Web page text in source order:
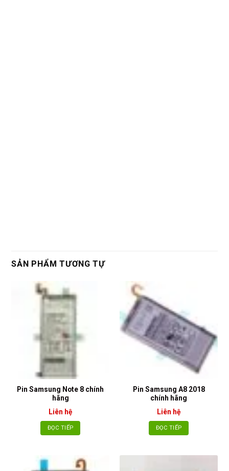
SẢN PHẨM TƯƠNG TỰ
Pin Samsung Note 8 chính
hãng
Liên hệ
ĐỌC TIẾP
Pin Samsung A8 2018
chính hãng
Liên hệ
ĐỌC TIẾP